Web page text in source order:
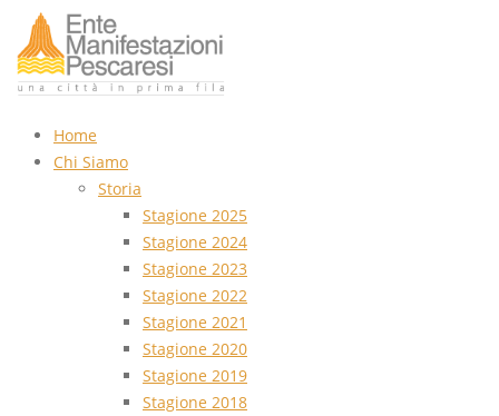
Home
Chi Siamo
Storia
Stagione 2025
Stagione 2024
Stagione 2023
Stagione 2022
Stagione 2021
Stagione 2020
Stagione 2019
Stagione 2018